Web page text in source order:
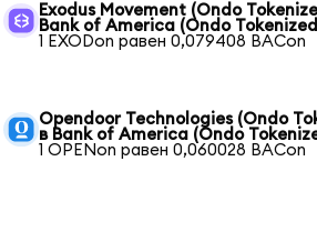
Exodus Movement (Ondo
Bank of America (Ondo
1 EXODon равен 0,079408 BACon
Opendoor Technologies (Ondo
в Bank of America (Ondo
1 OPENon равен 0,060028 BACon